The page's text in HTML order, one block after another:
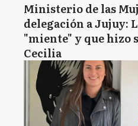
Ministerio de las
delegación a Jujuy:
"miente" y que hizo
Cecilia